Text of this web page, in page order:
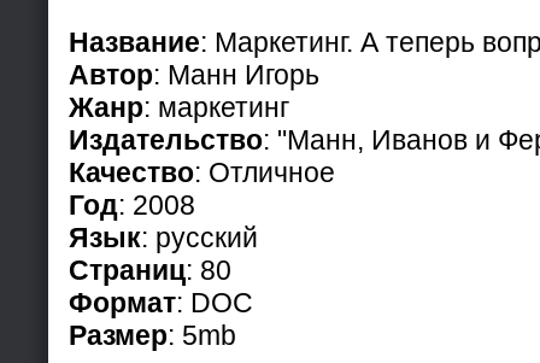
Название: Маркетинг. А теперь
Автор: Манн Игорь
Жанр: маркетинг
Издательство: "Манн, Иванов и
Качество: Отличное
Год: 2008
Язык: русский
Страниц: 80
Формат: DOC
Размер: 5mb